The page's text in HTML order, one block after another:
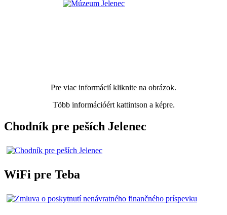
Pre viac informácií kliknite na obrázok.
Több információért kattintson a képre.
Chodník pre peších Jelenec
WiFi pre Teba